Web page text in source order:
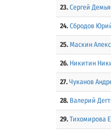
23. Сергей
24. Сбродов
25. Маскин
26. Никитин
27. Чуканов
28. Валерий
29. Тихомирова